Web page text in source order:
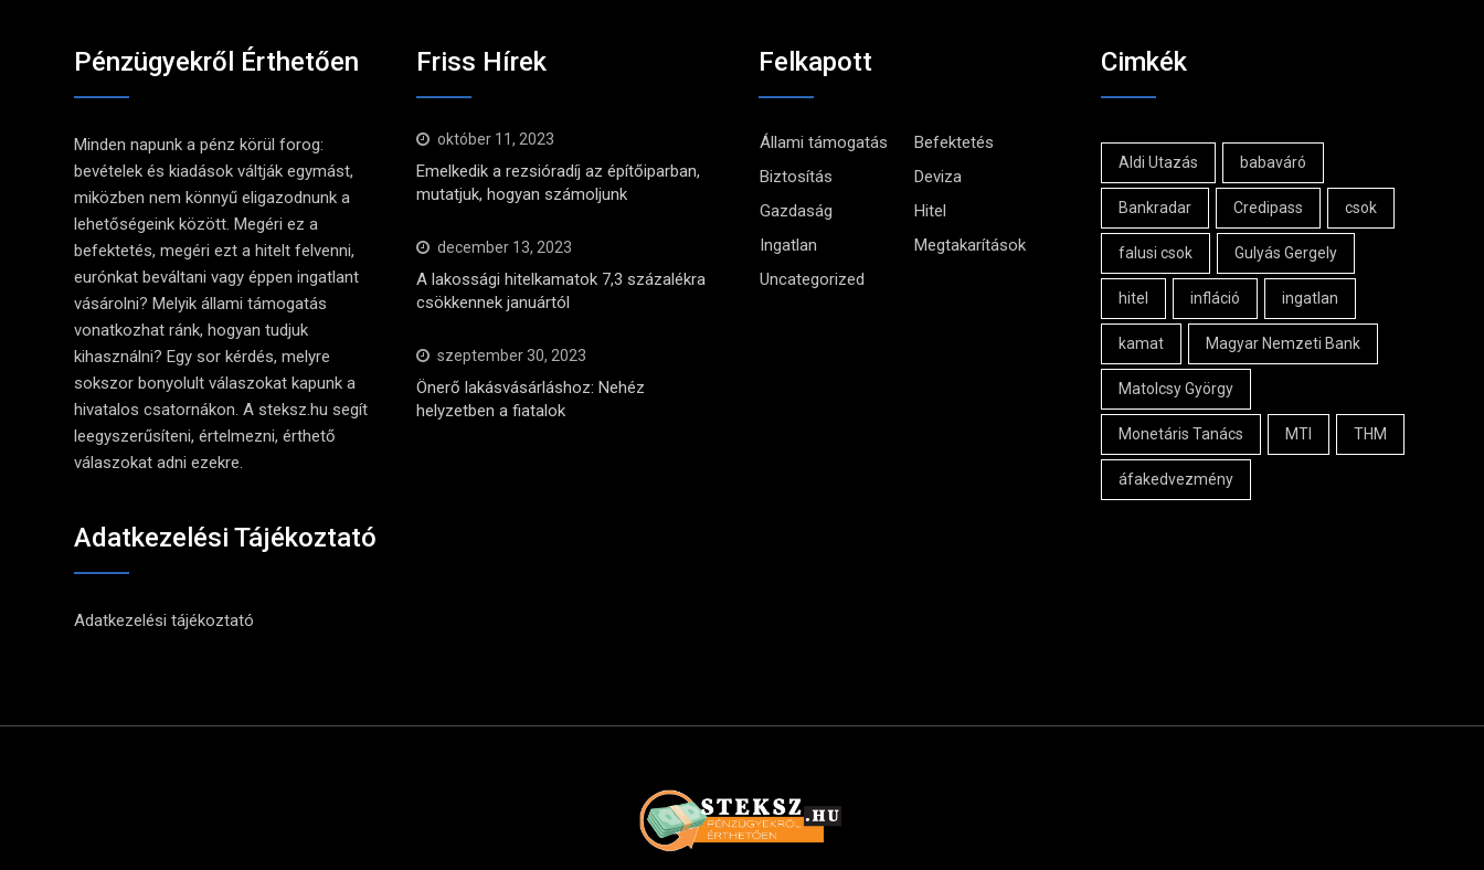
Pénzügyekről Érthetően
Minden napunk a pénz körül forog:
bevételek és kiadások váltják egymást,
miközben nem könnyű eligazodnunk a
lehetőségeink között. Megéri ez a
befektetés, megéri ezt a hitelt felvenni,
eurónkat beváltani vagy éppen ingatlant
vásárolni? Melyik állami támogatás
vonatkozhat ránk, hogyan tudjuk
kihasználni? Egy sor kérdés, melyre
sokszor bonyolult válaszokat kapunk a
hivatalos csatornákon. A steksz.hu segít
leegyszerűsíteni, értelmezni, érthető
válaszokat adni ezekre.
Adatkezelési Tájékoztató
Adatkezelési tájékoztató
Friss Hírek
október 11, 2023
Emelkedik a rezsióradíj az építőiparban,
mutatjuk, hogyan számoljunk
december 13, 2023
A lakossági hitelkamatok 7,3 százalékra
csökkennek januártól
szeptember 30, 2023
Önerő lakásvásárláshoz: Nehéz
helyzetben a fiatalok
Felkapott
Állami támogatás
Befektetés
Biztosítás
Deviza
Gazdaság
Hitel
Ingatlan
Megtakarítások
Uncategorized
Cimkék
Aldi Utazás babaváró
Bankradar Credipass csok
falusi csok Gulyás Gergely
hitel infláció ingatlan
kamat Magyar Nemzeti Bank
Matolcsy György
Monetáris Tanács MTI THM
áfakedvezmény